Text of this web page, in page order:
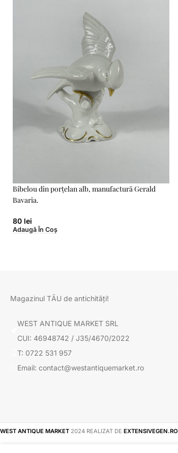
Bibelou din porțelan alb, manufactură Gerald
Bavaria.
80 lei
Adaugă În Coș
Magazinul TĂU de antichități!
WEST ANTIQUE MARKET SRL
CUI: 46948742 / J35/4670/2022
T: 0722 531 957
Email: contact@westantiquemarket.ro
WEST ANTIQUE MARKET 2024 REALIZAT DE EXTENSIVEGEN.RO